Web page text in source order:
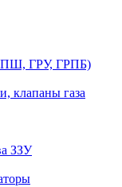
ГРУ, ГРПБ)
клапаны газа
ЗЗУ